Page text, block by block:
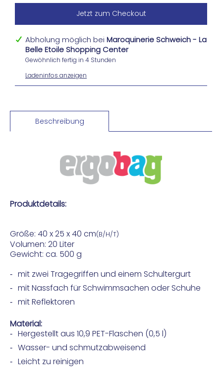
Jetzt zum Checkout
Abholung möglich bei Maroquinerie Schweich - La
Belle Etoile Shopping Center
Gewöhnlich fertig in 4 Stunden
Ladeninfos anzeigen
Beschreibung
Produktdetails:
Größe: 40 x 25 x 40 cm(B/H/T)
Volumen: 20 Liter
Gewicht: ca. 500 g
mit zwei Tragegriffen und einem Schultergurt
mit Nassfach für Schwimmsachen oder Schuhe
mit Reflektoren
Material:
Hergestellt aus 10,9 PET-Flaschen (0,5 l)
Wasser- und schmutzabweisend
Leicht zu reinigen